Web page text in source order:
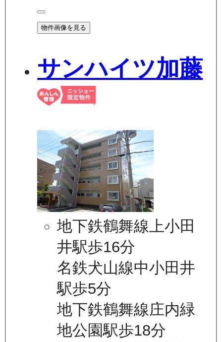
物件画像を見る
サンハイツ加藤
地下鉄鶴舞線上小田
井駅歩16分
名鉄犬山線中小田井
駅歩5分
地下鉄鶴舞線庄内緑
地公園駅歩18分